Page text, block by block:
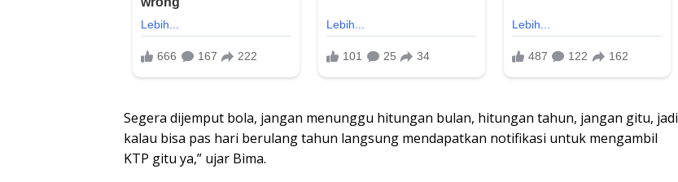
Segera dijemput bola, jangan menunggu hitungan bulan, hitungan tahun, jangan gitu, jadi
kalau bisa pas hari berulang tahun langsung mendapatkan notifikasi untuk mengambil
KTP gitu ya,” ujar Bima.